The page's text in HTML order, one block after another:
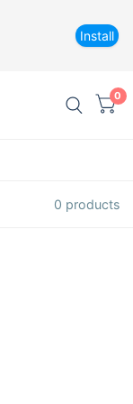
Install
0
0 products